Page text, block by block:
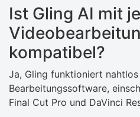
Ist Gling AI mit
kompatibel?
Ja, Gling funktioniert
Bearbeitungssoftware,
Final Cut Pro und DaVinci